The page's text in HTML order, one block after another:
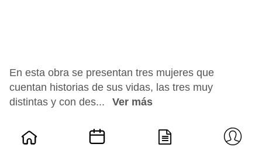
En esta obra se presentan tres mujeres que
cuentan historias de sus vidas, las tres muy
distintas y con des...
Ver más